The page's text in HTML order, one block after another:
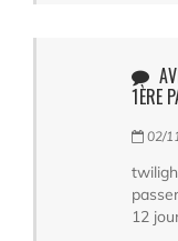
1ÈRE
02/
12